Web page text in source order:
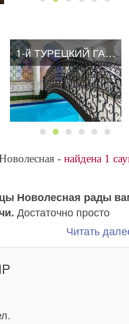
1-й ТУРЕЦКИЙ ГАМБИТ
- найдена 1
Новолесная рады
Достаточно просто
любимое заведение и к
Читать